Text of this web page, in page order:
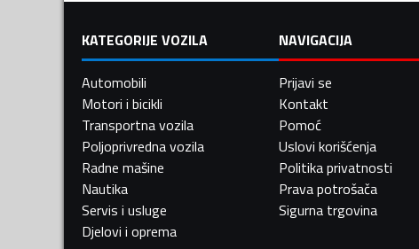
KATEGORIJE VOZILA
Automobili
Motori i bicikli
Transportna vozila
Poljoprivredna vozila
Radne mašine
Nautika
Servis i usluge
Djelovi i oprema
NAVIGACIJA
Prijavi se
Kontakt
Pomoć
Uslovi korišćenja
Politika privatnosti
Prava potrošača
Sigurna trgovina